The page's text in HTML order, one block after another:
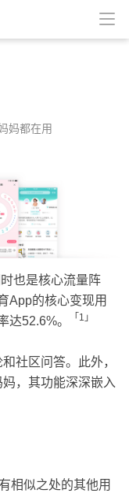
妈都在用
也是核心流量阵
App的核心变现用
达52.6%。
「1」
社区问答。此外，
，其功能深深嵌入
相似之处的其他用